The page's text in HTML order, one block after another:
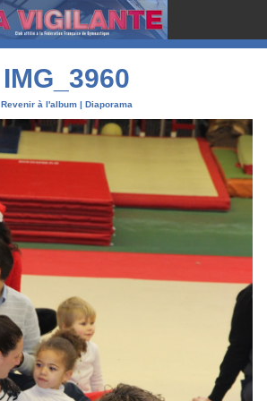
IMG_3960
Revenir à l'album | Diaporama